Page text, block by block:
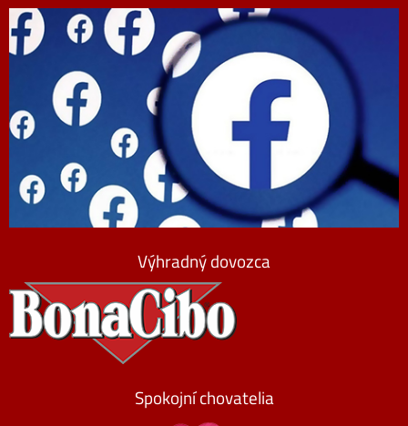
Výhradný dovozca
Spokojní chovatelia